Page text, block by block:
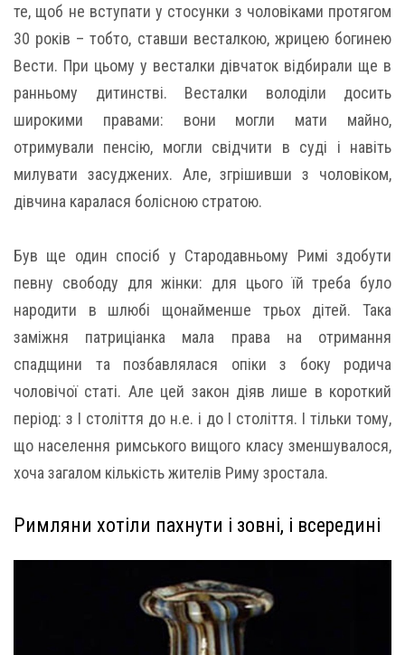
те, щоб не вступати у стосунки з чоловіками протягом
30 років – тобто, ставши весталкою, жрицею богинею
Вести. При цьому у весталки дівчаток відбирали ще в
ранньому дитинстві. Весталки володіли досить
широкими правами: вони могли мати майно,
отримували пенсію, могли свідчити в суді і навіть
милувати засуджених. Але, згрішивши з чоловіком,
дівчина каралася болісною стратою.
Був ще один спосіб у Стародавньому Римі здобути
певну свободу для жінки: для цього їй треба було
народити в шлюбі щонайменше трьох дітей. Така
заміжня патриціанка мала права на отримання
спадщини та позбавлялася опіки з боку родича
чоловічої статі. Але цей закон діяв лише в короткий
період: з I століття до н.е. і до I століття. І тільки тому,
що населення римського вищого класу зменшувалося,
хоча загалом кількість жителів Риму зростала.
Римляни хотіли пахнути і зовні, і всередині